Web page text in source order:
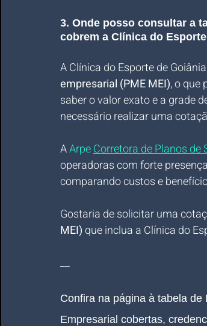
3. Onde posso consultar a
cobrem a Clínica do
A Clínica do Esporte de
empresarial (PME MEI), o que
saber o valor exato e a grade
necessário realizar uma
A Arpe Corretora de Planos de
operadoras com forte
comparando custos e
Gostaria de solicitar uma
MEI) que inclua a Clínica do
__
Confira na página à tabela
Empresarial cobertas,